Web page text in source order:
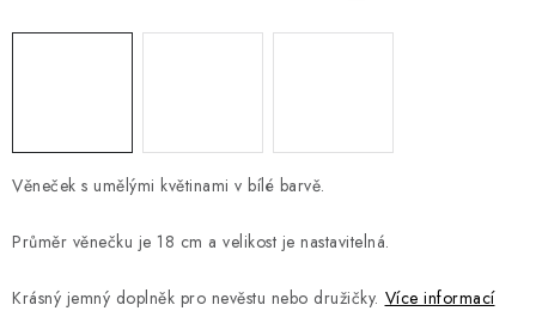
Věneček s umělými květinami v bílé barvě.
Průměr věnečku je 18 cm a velikost je nastavitelná.
Krásný jemný doplněk pro nevěstu nebo družičky. Více informací